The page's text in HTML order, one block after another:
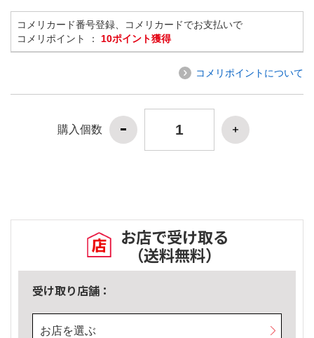
コメリカード番号登録、コメリカードでお支払いで
コメリポイント ： 10ポイント獲得
コメリポイントについて
購入個数
お店で受け取る
（送料無料）
受け取り店舗：
お店を選ぶ